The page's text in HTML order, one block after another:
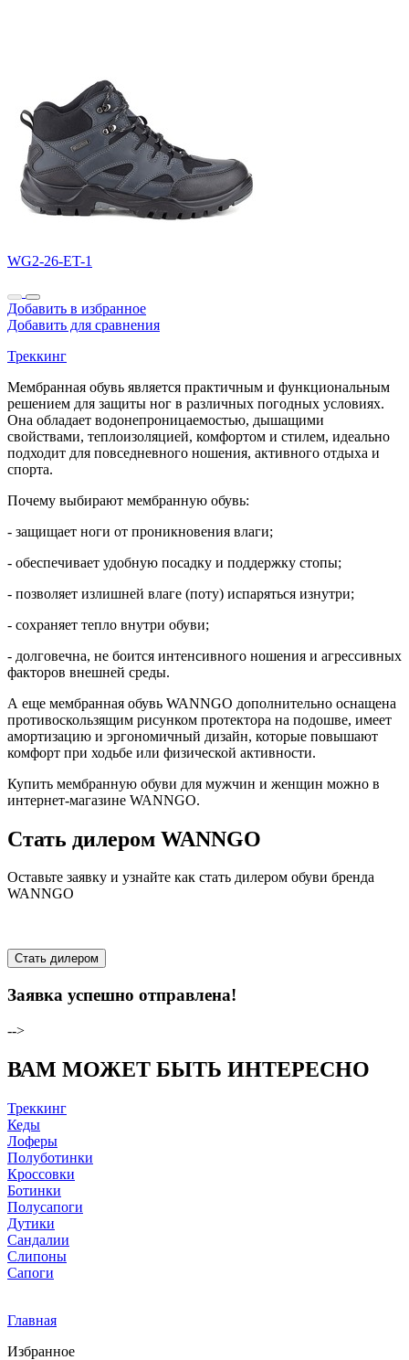
WG2-26-ET-1
Добавить в избранное
Добавить для сравнения
Треккинг
Мембранная обувь является практичным и функциональным
решением для защиты ног в различных погодных условиях.
Она обладает водонепроницаемостью, дышащими
свойствами, теплоизоляцией, комфортом и стилем, идеально
подходит для повседневного ношения, активного отдыха и
спорта.
Почему выбирают мембранную обувь:
- защищает ноги от проникновения влаги;
- обеспечивает удобную посадку и поддержку стопы;
- позволяет излишней влаге (поту) испаряться изнутри;
- сохраняет тепло внутри обуви;
- долговечна, не боится интенсивного ношения и агрессивных
факторов внешней среды.
А еще мембранная обувь WANNGO дополнительно оснащена
противоскользящим рисунком протектора на подошве, имеет
амортизацию и эргономичный дизайн, которые повышают
комфорт при ходьбе или физической активности.
Купить мембранную обуви для мужчин и женщин можно в
интернет-магазине WANNGO.
Стать дилером WANNGO
Оставьте заявку и узнайте как стать дилером обуви бренда
WANNGO
Стать дилером
Заявка успешно отправлена!
-->
ВАМ МОЖЕТ БЫТЬ ИНТЕРЕСНО
Треккинг
Кеды
Лоферы
Полуботинки
Кроссовки
Ботинки
Полусапоги
Дутики
Сандалии
Слипоны
Сапоги
Главная
Избранное